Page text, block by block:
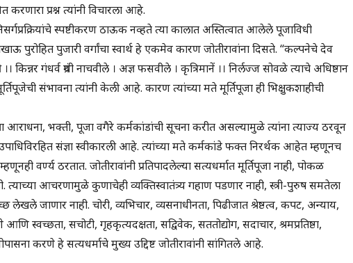
करणारा प्रश्न त्यांनी विचारला आहे.
स्पष्टीकरण ठाऊक नव्हते त्या कालात अस्तित्वात आलेले पूजाविधी
पुरोहित पुजारी वर्गांचा स्वार्थ हे एकमेव कारण जोतीरावांना दिसते. “कल्पनेचे देव
किन्नर गंधर्व ग्रंथी नाचवीले । अज्ञ फसवीले । कृत्रिमानें ।। निर्लज्ज सोवळे त्याचे अधिष्ठान
संभावना त्यांनी केली आहे. कारण त्यांच्या मते मूर्तिपूजा ही भिक्षुकशाहीची
आराधना, भक्ती, पूजा वगैरे कर्मकांडांची सूचना करीत असल्यामुळे त्यांना त्याज्य ठरवून
उपाधिविरहित संज्ञा स्वीकारली आहे. त्यांच्या मते कर्मकांडे फक्त निरर्थक आहेत म्हणूनच
वर्ण्य ठरतात. जोतीरावांनी प्रतिपादलेल्या सत्यधर्मात मूर्तिपूजा नाही, पोकळ
त्याच्या आचरणामुळे कुणाचेही व्यक्तिस्वातंत्र्य गहाण पडणार नाही, स्त्री-पुरुष समतेला
लेखले जाणार नाही. चोरी, व्यभिचार, व्यसनाधीनता, पिढीजात श्रेष्ठत्व, कपट, अन्याय,
स्वच्छता, सचोटी, गृहकृत्यदक्षता, सद्विवेक, सततोद्योग, सदाचार, श्रमप्रतिष्ठा,
करणे हे सत्यधर्माचे मुख्य उद्दिष्ट जोतीरावांनी सांगितले आहे.